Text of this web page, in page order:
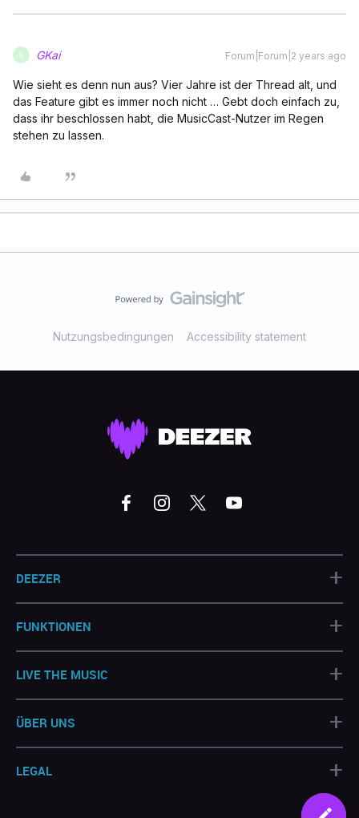
G GKai Forum|Forum|2 years ago
Wie sieht es denn nun aus? Vier Jahre ist der Thread alt, und
das Feature gibt es immer noch nicht … Gebt doch einfach zu,
dass ihr beschlossen habt, die MusicCast-Nutzer im Regen
stehen zu lassen.
Nutzungsbedingungen Accessibility statement
DEEZER +
FUNKTIONEN +
LIVE THE MUSIC +
ÜBER UNS +
LEGAL +